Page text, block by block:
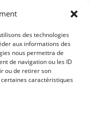
des technologies
aux informations des
nous permettra de
de navigation ou les ID
ou de retirer son
caractéristiques
A LA RENTRÉE